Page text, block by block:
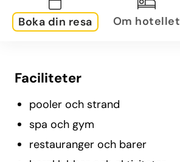
Boka din resa Om hotellet
Faciliteter
pooler och strand
spa och gym
restauranger och barer